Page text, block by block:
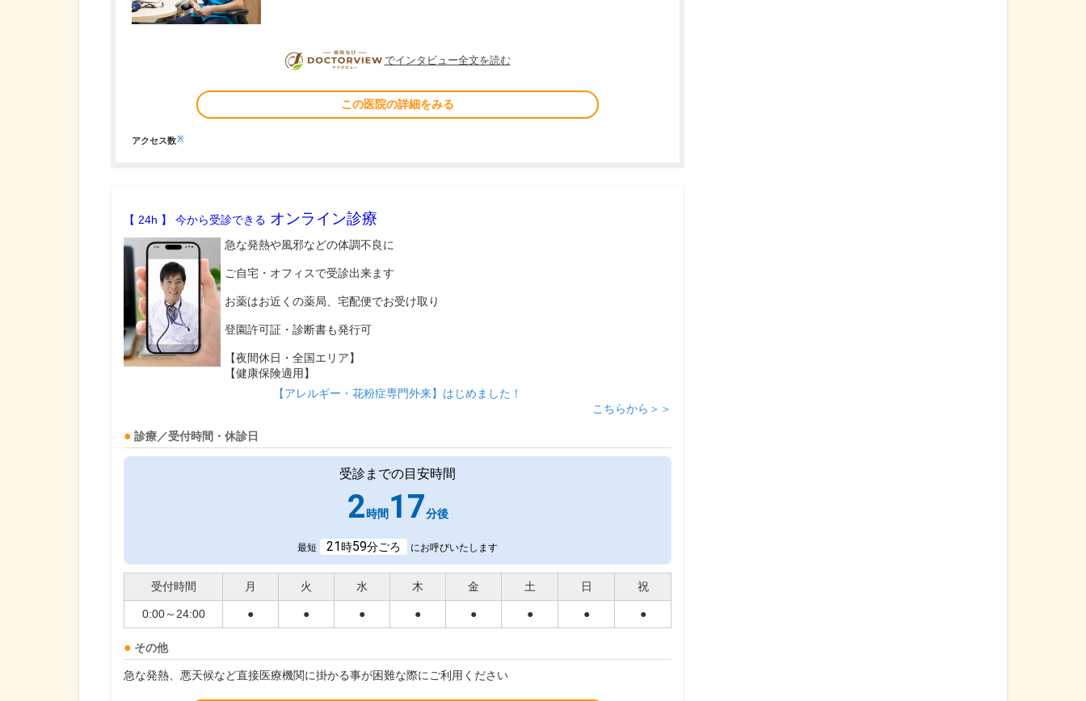
DOCTORVIEW
でインタビュー全文を読む
この医院の詳細をみる
アクセス数※
【 24h 】 今から受診できる オンライン診療
急な発熱や風邪などの体調不良に
ご自宅・オフィスで受診出来ます
お薬はお近くの薬局、宅配便でお受け取り
登園許可証・診断書も発行可
【夜間休日・全国エリア】
【健康保険適用】
【アレルギー・花粉症専門外来】はじめました！
こちらから＞＞
診療／受付時間・休診日
受診までの目安時間
2時間17分後
最短 21時59分ごろ にお呼びいたします
受付時間 月 火 水 木 金 土 日 祝
0:00～24:00 ● ● ● ● ● ● ● ●
その他
急な発熱、悪天候など直接医療機関に掛かる事が困難な際にご利用ください